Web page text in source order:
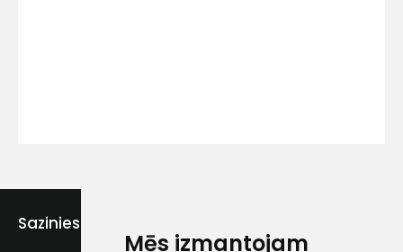
Mēs izmantojam
Sazinies ar mums